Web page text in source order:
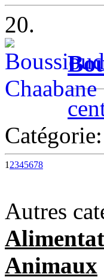
20.
12345678
Autres
Animaux